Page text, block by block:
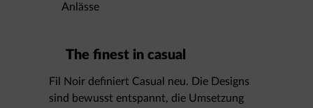
Anlässe
The finest in casual
Fil Noir definiert Casual neu. Die Designs
sind bewusst entspannt, die Umsetzung